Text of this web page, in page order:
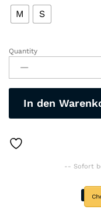
M S
27,5-
zoll
Elektrische
Mountainbike
Ion
emtb
Quantity
In den
-- Sofort